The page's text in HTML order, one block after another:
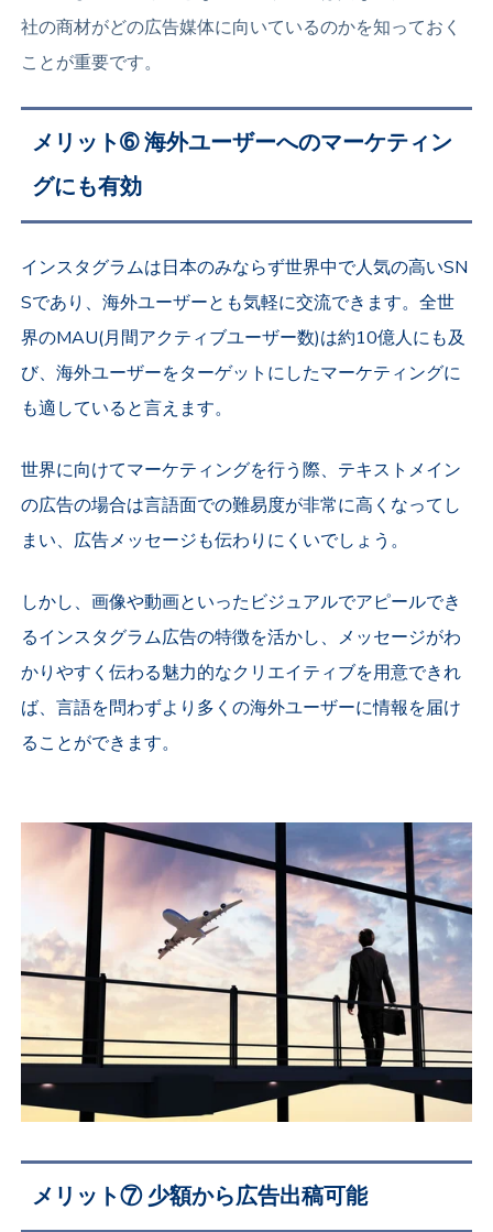
社の商材がどの広告媒体に向いているのかを知っておく
ことが重要です。
メリット➅海外ユーザーへのマーケティン
グにも有効
インスタグラムは日本のみならず世界中で人気の高いSN
Sであり、海外ユーザーとも気軽に交流できます。全世
界のMAU(月間アクティブユーザー数)は約10億人にも及
び、海外ユーザーをターゲットにしたマーケティングに
も適していると言えます。
世界に向けてマーケティングを行う際、テキストメイン
の広告の場合は言語面での難易度が非常に高くなってし
まい、広告メッセージも伝わりにくいでしょう。
しかし、画像や動画といったビジュアルでアピールでき
るインスタグラム広告の特徴を活かし、メッセージがわ
かりやすく伝わる魅力的なクリエイティブを用意できれ
ば、言語を問わずより多くの海外ユーザーに情報を届け
ることができます。
メリット⑦ 少額から広告出稿可能